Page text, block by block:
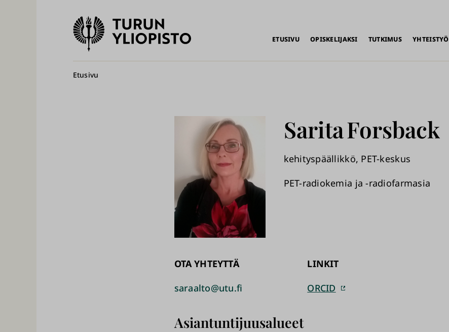
Turun
yliopisto
ETUSIVU OPISKELIJAKSI TUTKIMUS YHTEISTYÖ
Murupolku
Etusivu
SaritaForsback
kehityspäällikkö, PET-keskus
PET-radiokemia ja -radiofarmasia
OTA YHTEYTTÄ
saraalto@utu.fi
LINKIT
ORCID
Asiantuntijuusalueet